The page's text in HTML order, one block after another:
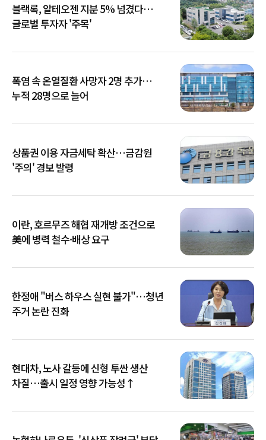
블랙록, 알테오젠 지분 5% 넘겼다…
글로벌 투자자 '주목'
폭염 속 온열질환 사망자 2명 추가…
누적 28명으로 늘어
상품권 이용 자금세탁 확산…금감원
'주의' 경보 발령
이란, 호르무즈 해협 재개방 조건으로
美에 병력 철수·배상 요구
한정애 "버스 하우스 실현 불가"…청년
주거 논란 진화
현대차, 노사 갈등에 신형 투싼 생산
차질…출시 일정 영향 가능성↑